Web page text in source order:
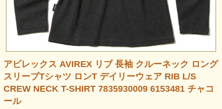
アビレックス AVIREX リブ 長袖 クルーネック ロング
スリーブTシャツ ロンT デイリーウェア RIB L/S
CREW NECK T-SHIRT 7835930009 6153481 チャコ
ール